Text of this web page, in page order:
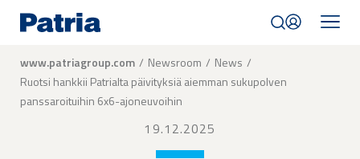
main
Breadcrumb
www.patriagroup.com Newsroom
News
Ruotsi hankkii Patrialta päivityksiä aiemman sukupolven
panssaroituihin 6x6-ajoneuvoihin
19.12.2025